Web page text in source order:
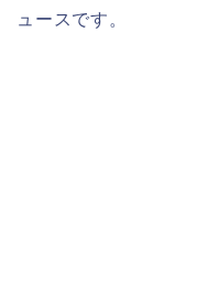
ュースです。